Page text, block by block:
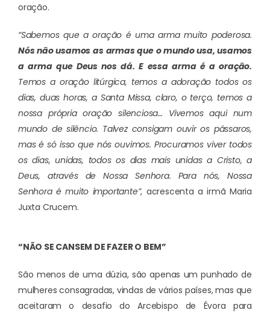
oração.
“Sabemos que a oração é uma arma muito poderosa.
Nós não usamos as armas que o mundo usa, usamos
a arma que Deus nos dá. E essa arma é a oração.
Temos a oração litúrgica, temos a adoração todos os
dias, duas horas, a Santa Missa, claro, o terço, temos a
nossa própria oração silenciosa… Vivemos aqui num
mundo de silêncio. Talvez consigam ouvir os pássaros,
mas é só isso que nós ouvimos. Procuramos viver todos
os dias, unidas, todos os dias mais unidas a Cristo, a
Deus, através de Nossa Senhora. Para nós, Nossa
Senhora é muito importante”, acrescenta a irmã Maria
Juxta Crucem.
“NÃO SE CANSEM DE FAZER O BEM”
São menos de uma dúzia, são apenas um punhado de
mulheres consagradas, vindas de vários países, mas que
aceitaram o desafio do Arcebispo de Évora para